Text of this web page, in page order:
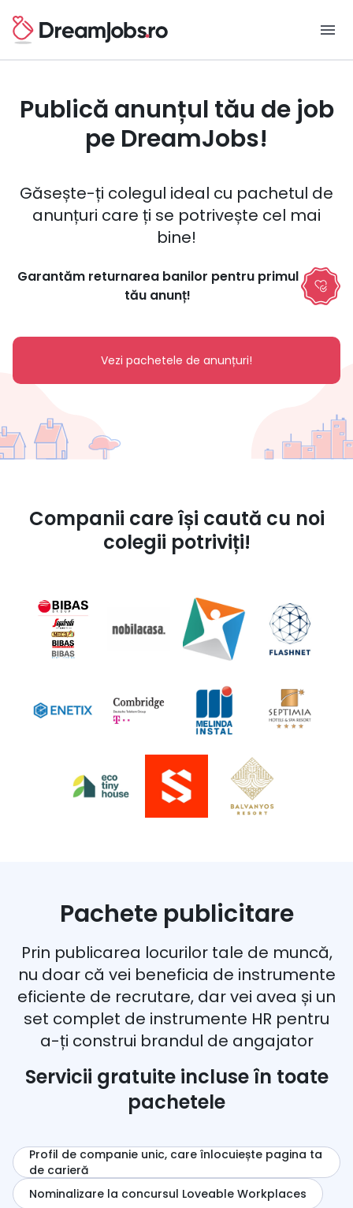
menu
Publică anunțul tău de job
pe DreamJobs!
Găsește-ți colegul ideal cu pachetul de
anunțuri care ți se potrivește cel mai
bine!
Garantăm returnarea banilor pentru primul
tău anunț!
Vezi pachetele de anunțuri!
Companii care își caută cu noi
colegii potriviți!
Pachete publicitare
Prin publicarea locurilor tale de muncă,
nu doar că vei beneficia de instrumente
eficiente de recrutare, dar vei avea și un
set complet de instrumente HR pentru
a-ți construi brandul de angajator
Servicii gratuite incluse în toate
pachetele
Profil de companie unic, care înlocuiește pagina ta
de carieră
Nominalizare la concursul Loveable Workplaces